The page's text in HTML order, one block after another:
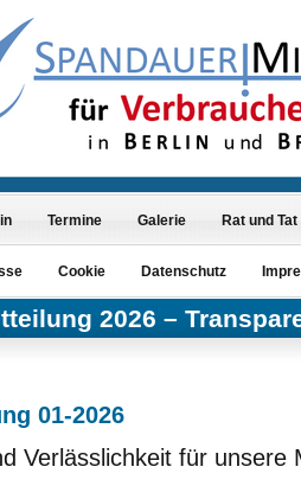
Termine Galerie Rat und Tat
Cookie Datenschutz
2026 –
01-2026
Verlässlichkeit für unsere